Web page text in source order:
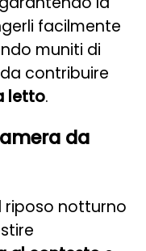
facilmente
muniti di
contribuire
letto.
da
riposo notturno